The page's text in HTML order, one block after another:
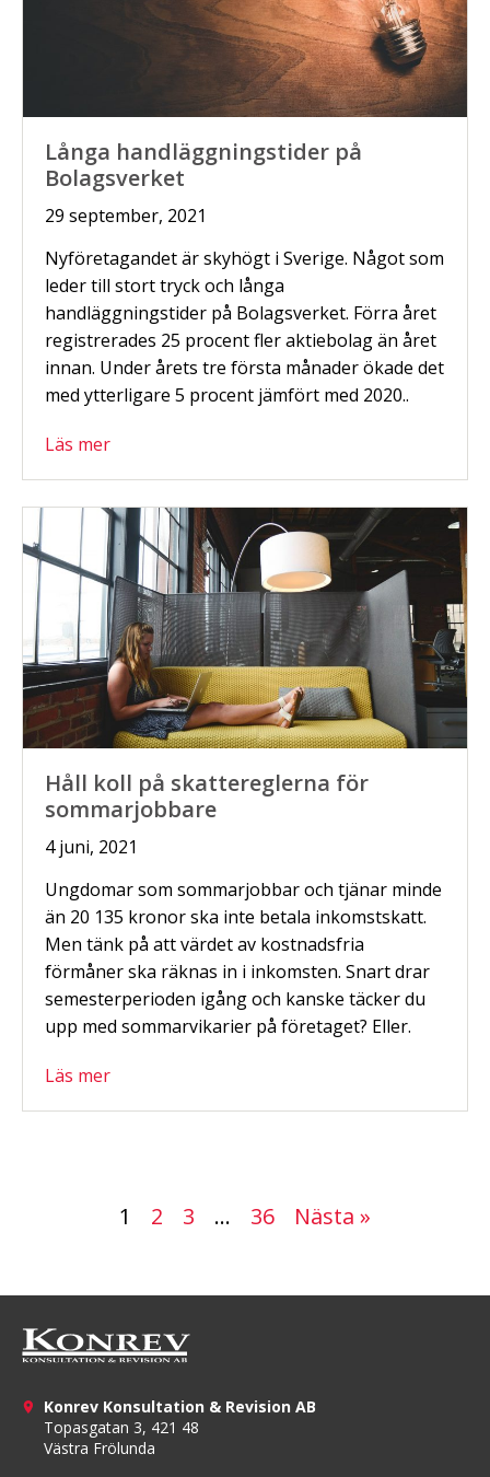
Långa handläggningstider på
Bolagsverket
29 september, 2021
Nyföretagandet är skyhögt i Sverige. Något som
leder till stort tryck och långa
handläggningstider på Bolagsverket. Förra året
registrerades 25 procent fler aktiebolag än året
innan. Under årets tre första månader ökade det
med ytterligare 5 procent jämfört med 2020..
Läs mer
Håll koll på skattereglerna för
sommarjobbare
4 juni, 2021
Ungdomar som sommarjobbar och tjänar minde
än 20 135 kronor ska inte betala inkomstskatt.
Men tänk på att värdet av kostnadsfria
förmåner ska räknas in i inkomsten. Snart drar
semesterperioden igång och kanske täcker du
upp med sommarvikarier på företaget? Eller.
Läs mer
1 2 3 … 36 Nästa »
Konrev Konsultation & Revision AB
Topasgatan 3, 421 48
Västra Frölunda